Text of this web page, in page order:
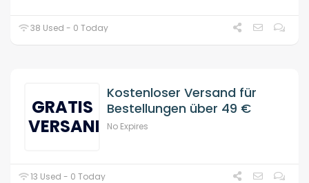
38 Used - 0 Today
GRATIS
VERSAND
Kostenloser Versand für
Bestellungen über 49 €
No Expires
13 Used - 0 Today